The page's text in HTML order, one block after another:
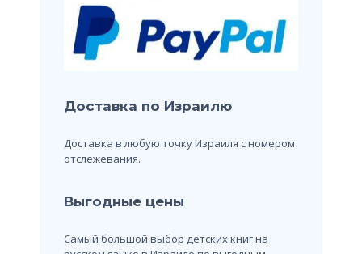
Доставка по Израилю
Доставка в любую точку Израиля с номером
отслежевания.
Выгодные цены
Самый большой выбор детских книг на